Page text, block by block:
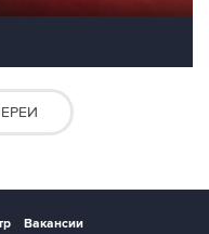
Вакансии